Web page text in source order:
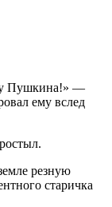
у Пушкина!» —
ему вслед
резную
старичка